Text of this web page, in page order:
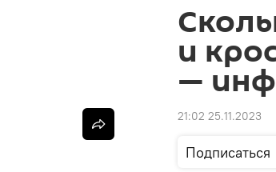
и
—
21:02 25.11.2023
Подписаться